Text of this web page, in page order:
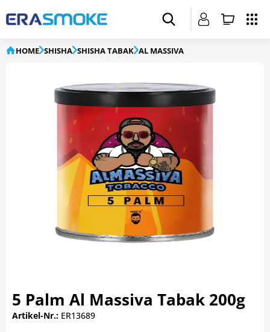
HOME SHISHA SHISHA TABAK AL MASSIVA
5 Palm Al Massiva Tabak 200g
Artikel-Nr.: ER13689